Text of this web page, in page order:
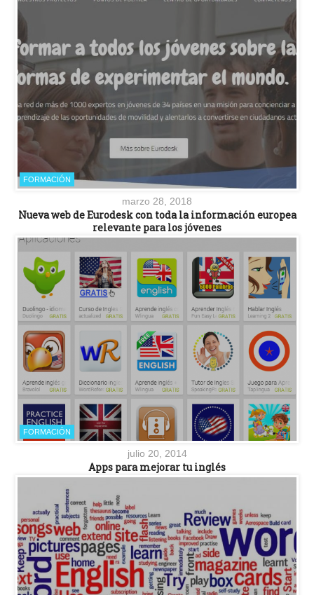
FORMACIÓN
marzo 28, 2018
Nueva web de Eurodesk con toda la información europea
relevante para los jóvenes
FORMACIÓN
julio 20, 2014
Apps para mejorar tu inglés